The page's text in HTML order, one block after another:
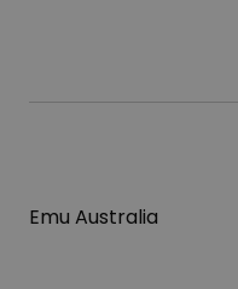
Emu Australia